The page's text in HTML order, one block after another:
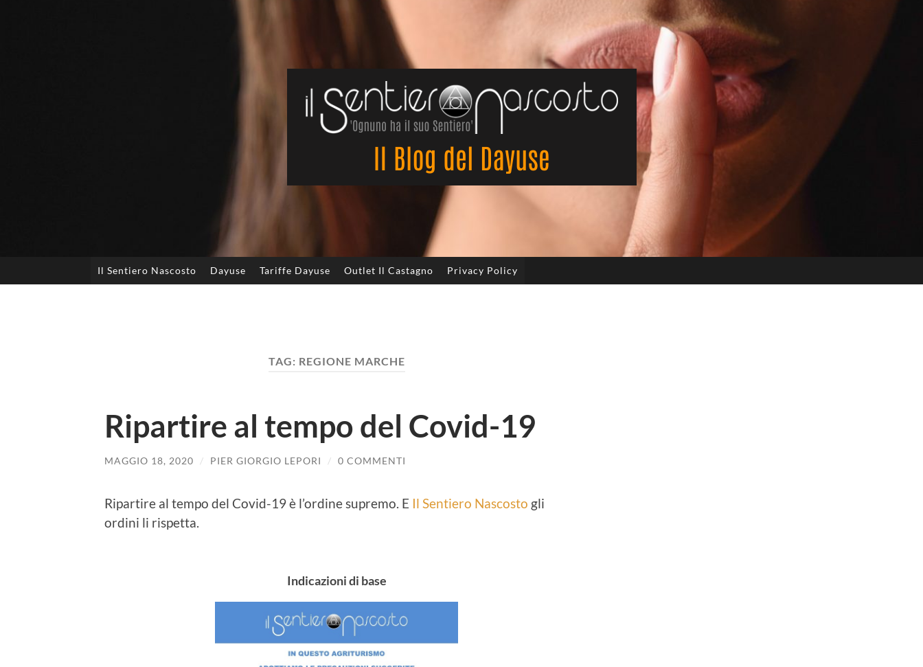
Il Sentiero Nascosto Dayuse Tariffe Dayuse Outlet Il Castagno Privacy Policy
TAG: REGIONE MARCHE
Ripartire al tempo del Covid-19
MAGGIO 18, 2020 / PIER GIORGIO LEPORI / 0 COMMENTI
Ripartire al tempo del Covid-19 è l’ordine supremo. E Il Sentiero Nascosto gli
ordini li rispetta.
Indicazioni di base